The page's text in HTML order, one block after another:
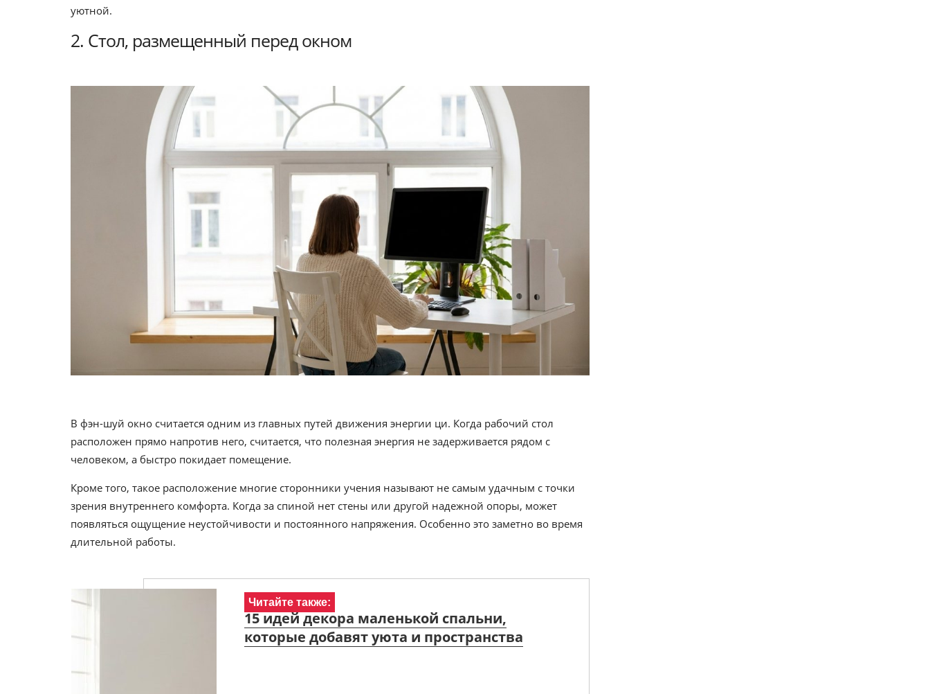
уютной.
2. Стол, размещенный перед окном
В фэн-шуй окно считается одним из главных путей движения энергии ци. Когда рабочий стол
расположен прямо напротив него, считается, что полезная энергия не задерживается рядом с
человеком, а быстро покидает помещение.
Кроме того, такое расположение многие сторонники учения называют не самым удачным с точки
зрения внутреннего комфорта. Когда за спиной нет стены или другой надежной опоры, может
появляться ощущение неустойчивости и постоянного напряжения. Особенно это заметно во время
длительной работы.
Читайте также:
15 идей декора маленькой спальни,
которые добавят уюта и пространства